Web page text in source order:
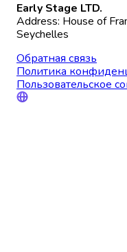
Early Stage LTD.
Address: House of
Seychelles
Обратная связь
Политика
Пользовательское